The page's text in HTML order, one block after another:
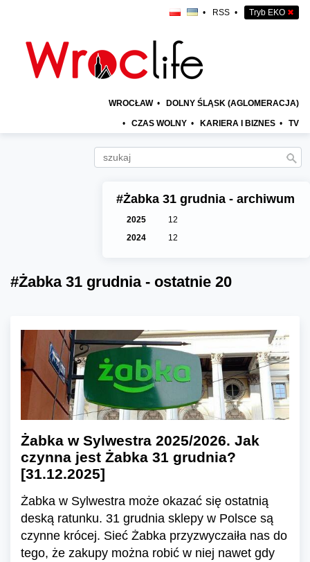
• RSS • Tryb EKO ✖
WROCŁAW • DOLNY ŚLĄSK (AGLOMERACJA)
• CZAS WOLNY • KARIERA I BIZNES • TV
#Żabka 31 grudnia - archiwum
2025
12
2024
12
#Żabka 31 grudnia - ostatnie 20
Żabka w Sylwestra 2025/2026. Jak
czynna jest Żabka 31 grudnia?
[31.12.2025]
Żabka w Sylwestra może okazać się ostatnią
deską ratunku. 31 grudnia sklepy w Polsce są
czynne krócej. Sieć Żabka przyzwyczaiła nas do
tego, że zakupy można robić w niej nawet gdy